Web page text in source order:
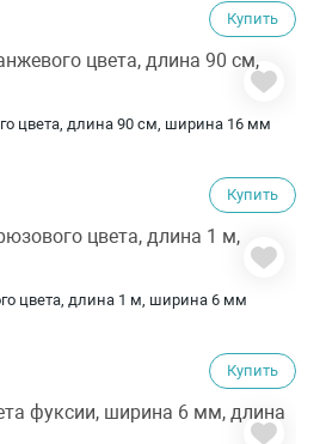
Купить
цвета, длина 90 см, ширина 16 мм
Купить
цвета, длина 1 м, ширина 6 мм
Купить